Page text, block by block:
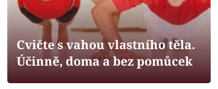
Sledujte prima+
Filmový festival Karlovy Vary
Cvičte s vahou vlastního těla.
Účinně, doma a bez pomůcek